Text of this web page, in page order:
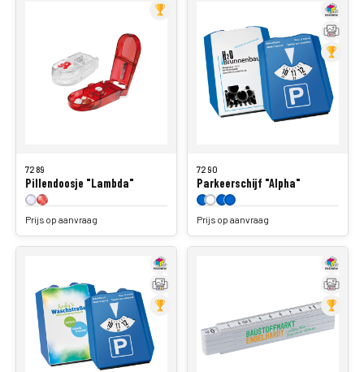
Pillendoosje "Lambda"
Prijs op aanvraag
Parkeerschijf "Alpha"
Prijs op aanvraag